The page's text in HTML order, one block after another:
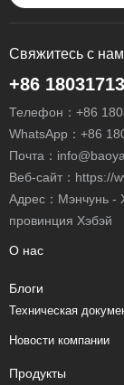
Свяжитесь с
+86
Телефон： +86
WhatsApp： +86
Почта：
Веб-сайт：https://
Адрес：Мэнчунь -
провинция Хэбэй
О нас
Блоги
Техническая
Новости компании
Продукты